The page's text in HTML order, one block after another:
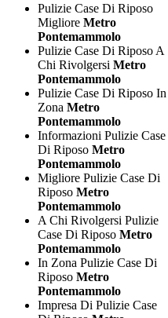
Pulizie Case Di Riposo
Migliore Metro
Pontemammolo
Pulizie Case Di Riposo A
Chi Rivolgersi Metro
Pontemammolo
Pulizie Case Di Riposo In
Zona Metro
Pontemammolo
Informazioni Pulizie Case
Di Riposo Metro
Pontemammolo
Migliore Pulizie Case Di
Riposo Metro
Pontemammolo
A Chi Rivolgersi Pulizie
Case Di Riposo Metro
Pontemammolo
In Zona Pulizie Case Di
Riposo Metro
Pontemammolo
Impresa Di Pulizie Case